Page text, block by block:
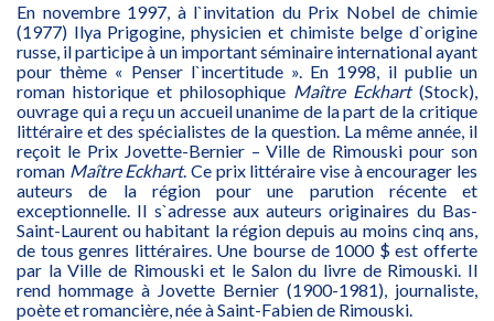
En novembre 1997, à l`invitation du Prix Nobel de chimie
(1977) Ilya Prigogine, physicien et chimiste belge d`origine
russe, il participe à un important séminaire international ayant
pour thème « Penser l`incertitude ». En 1998, il publie un
roman historique et philosophique Maître Eckhart(Stock),
ouvrage qui a reçu un accueil unanime de la part de la critique
littéraire et des spécialistes de la question. La même année, il
reçoit le Prix Jovette-Bernier – Ville de Rimouski pour son
roman Maître Eckhart. Ce prix littéraire vise à encourager les
auteurs de la région pour une parution récente et
exceptionnelle. Il s`adresse aux auteurs originaires du Bas-
Saint-Laurent ou habitant la région depuis au moins cinq ans,
de tous genres littéraires. Une bourse de 1000 $ est offerte
par la Ville de Rimouski et le Salon du livre de Rimouski. Il
rend hommage à Jovette Bernier (1900-1981), journaliste,
poète et romancière, née à Saint-Fabien de Rimouski.